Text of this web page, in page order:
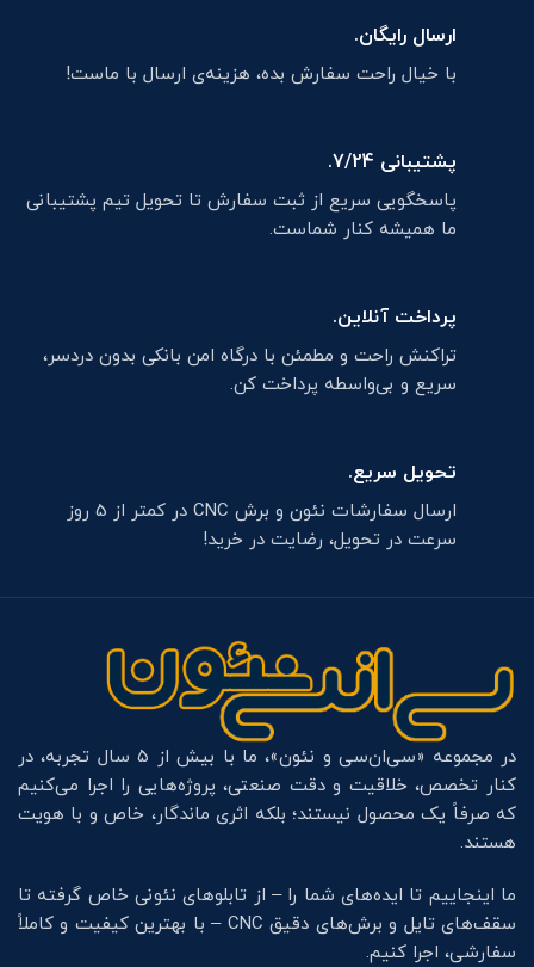
ارسال رایگان.
با خیال راحت سفارش بده، هزینه‌ی ارسال با ماست!
پشتیبانی 7/24.
پاسخگویی سریع از ثبت سفارش تا تحویل تیم پشتیبانی
ما همیشه کنار شماست.
پرداخت آنلاین.
تراکنش راحت و مطمئن با درگاه امن بانکی بدون دردسر،
سریع و بی‌واسطه پرداخت کن.
تحویل سریع.
ارسال سفارشات نئون و برش CNC در کمتر از 5 روز
سرعت در تحویل، رضایت در خرید!
در مجموعه «سی‌ان‌سی و نئون»، ما با بیش از ۵ سال تجربه، در
کنار تخصص، خلاقیت و دقت صنعتی، پروژه‌هایی را اجرا می‌کنیم
که صرفاً یک محصول نیستند؛ بلکه اثری ماندگار، خاص و با هویت
هستند.
ما اینجاییم تا ایده‌های شما را – از تابلوهای نئونی خاص گرفته تا
سقف‌های تایل و برش‌های دقیق CNC – با بهترین کیفیت و کاملاً
سفارشی، اجرا کنیم.